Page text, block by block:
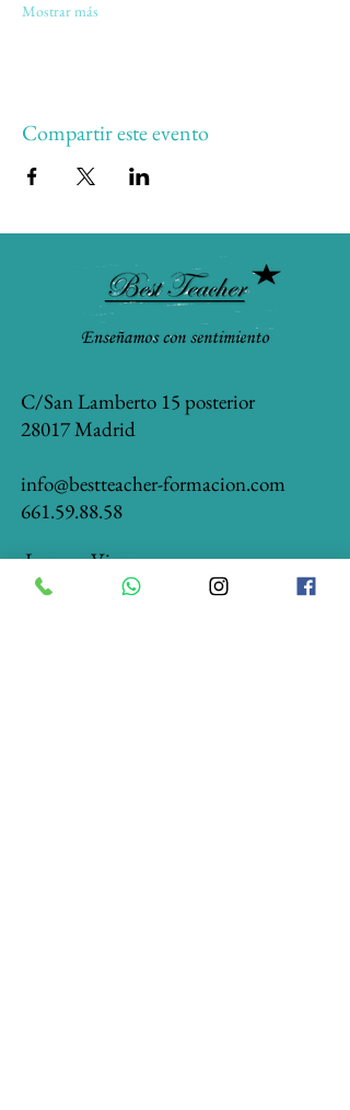
Mostrar más
Compartir este evento
C/San Lamberto 15 posterior
28017 Madrid
info@bestteacher-formacion.com
661.59.88.58
Lunes a Viernes
10:00 a 14:00 y de 16:00 a 20:00